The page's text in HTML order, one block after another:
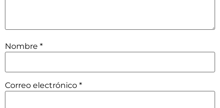
Nombre *
Correo electrónico *